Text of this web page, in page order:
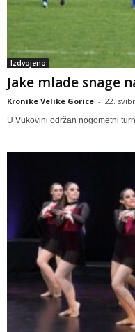
Izdvojeno
Jake mlade snage
Kronike Velike Gorice - 22.
U Vukovini održan nogometni